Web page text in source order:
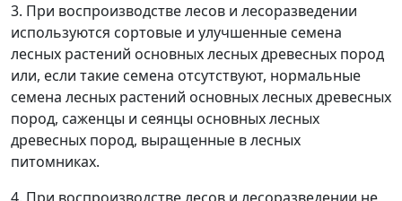
3. При воспроизводстве лесов и лесоразведении
используются сортовые и улучшенные семена
лесных растений основных лесных древесных пород
или, если такие семена отсутствуют, нормальные
семена лесных растений основных лесных древесных
пород, саженцы и сеянцы основных лесных
древесных пород, выращенные в лесных
питомниках.